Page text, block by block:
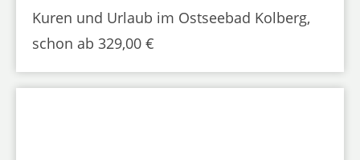
Kuren und Urlaub im Ostseebad Kolberg,
schon ab 329,00 €